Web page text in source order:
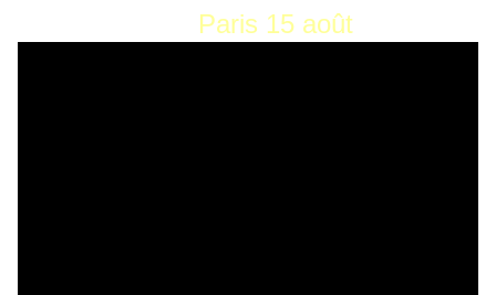
Paris 15 août